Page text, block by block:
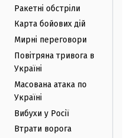
Ракетні обстріли
Карта бойових дій
Мирні переговори
Повітряна тривога в
Україні
Масована атака по
Україні
Вибухи у Росії
Втрати ворога